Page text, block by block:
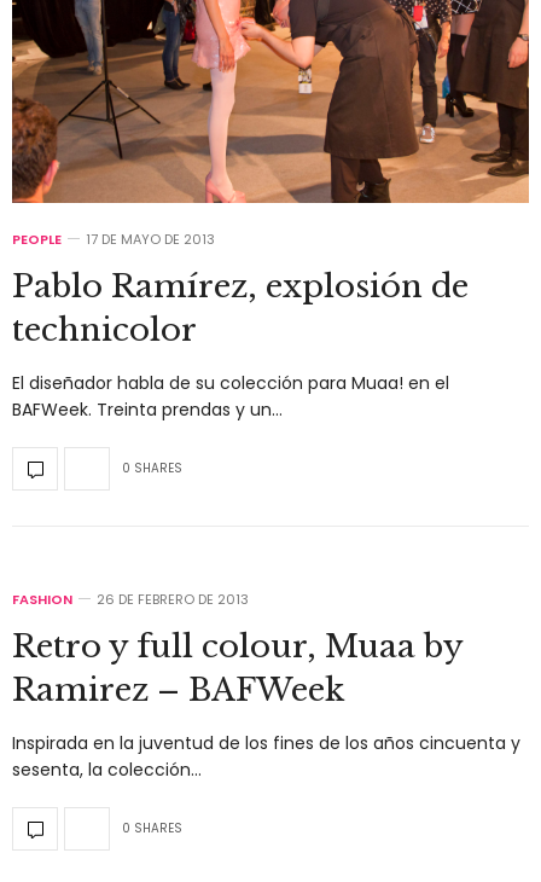
PEOPLE 17 DE MAYO DE 2013
Pablo Ramírez, explosión de
technicolor
El diseñador habla de su colección para Muaa! en el
BAFWeek. Treinta prendas y un…
0 SHARES
FASHION 26 DE FEBRERO DE 2013
Retro y full colour, Muaa by
Ramirez – BAFWeek
Inspirada en la juventud de los fines de los años cincuenta y
sesenta, la colección…
0 SHARES